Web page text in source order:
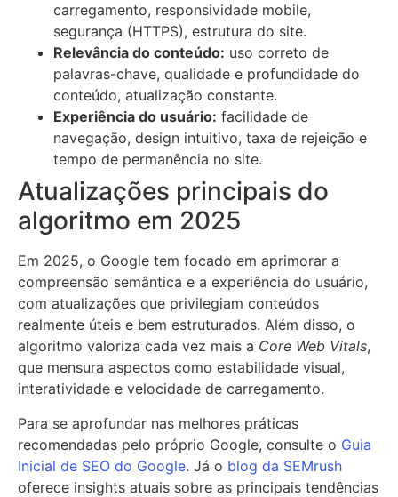
carregamento, responsividade mobile,
segurança (HTTPS), estrutura do site.
Relevância do conteúdo: uso correto de
palavras-chave, qualidade e profundidade do
conteúdo, atualização constante.
Experiência do usuário: facilidade de
navegação, design intuitivo, taxa de rejeição e
tempo de permanência no site.
Atualizações principais do
algoritmo em 2025
Em 2025, o Google tem focado em aprimorar a
compreensão semântica e a experiência do usuário,
com atualizações que privilegiam conteúdos
realmente úteis e bem estruturados. Além disso, o
algoritmo valoriza cada vez mais a Core Web Vitals,
que mensura aspectos como estabilidade visual,
interatividade e velocidade de carregamento.
Para se aprofundar nas melhores práticas
recomendadas pelo próprio Google, consulte o Guia
Inicial de SEO do Google. Já o blog da SEMrush
oferece insights atuais sobre as principais tendências